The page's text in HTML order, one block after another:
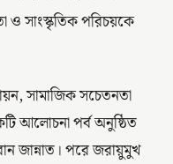
ও সাংস্কৃতিক পরিচয়কে
সামাজিক সচেতনতা
আলোচনা পর্ব অনুষ্ঠিত
জান্নাত। পরে জরায়ুমুখ